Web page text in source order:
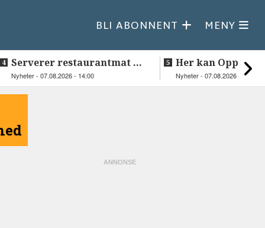
BLI ABONNENT MENY
Serverer restaurantmat til
beboerne
Nyheter - 07.08.2026 - 14:00
Her kan Oppeid
videre
Nyheter - 07.08.2026 - 10:18